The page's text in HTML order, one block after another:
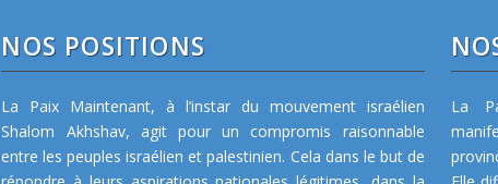
NOS POSITIONS
La Paix Maintenant, à l’instar du mouvement israélien
Shalom Akhshav, agit pour un compromis raisonnable
entre les peuples israélien et palestinien. Cela dans le but de
La